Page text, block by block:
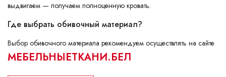
выдвигаем — получаем полноценную кровать.
Где выбрать обивочный материал?
Выбор обивочного материала рекомендуем осуществлять на сайте
МЕБЕЛЬНЫЕТКАНИ.БЕЛ